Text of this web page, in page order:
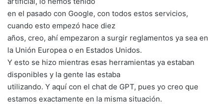
en el pasado con Google, con todos estos servicios,
cuando esto empezó hace diez
años, creo, ahí empezaron a surgir reglamentos ya sea en
la Unión Europea o en Estados Unidos.
Y esto se hizo mientras esas herramientas ya estaban
disponibles y la gente las estaba
utilizando. Y aquí con el chat de GPT, pues yo creo que
estamos exactamente en la misma situación.